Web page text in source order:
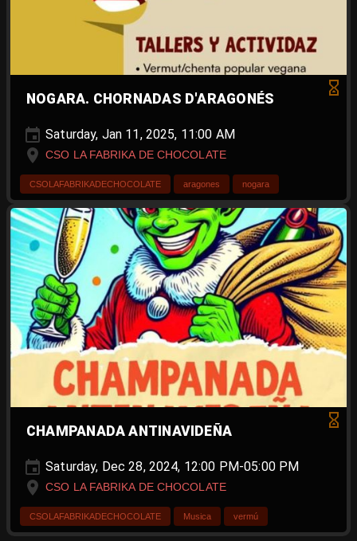
NOGARA. CHORNADAS D'ARAGONÉS
Saturday, Jan 11, 2025, 11:00 AM
CSO LA FABRIKA DE CHOCOLATE
CSOLAFABRIKADECHOCOLATE aragones nogara
CHAMPANADA ANTINAVIDEÑA
Saturday, Dec 28, 2024, 12:00 PM-05:00 PM
CSO LA FABRIKA DE CHOCOLATE
CSOLAFABRIKADECHOCOLATE Musica vermú